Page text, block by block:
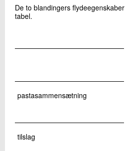
De to blandingers
tabel.
pastasammensætning
tilslag